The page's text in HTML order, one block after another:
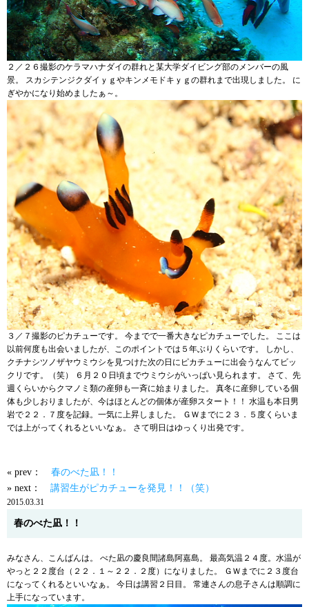
２／２６撮影のケラマハナダイの群れと某大学ダイビング部のメンバーの風
景。 スカシテンジクダイｙｇやキンメモドキｙｇの群れまで出現しました。 に
ぎやかになり始めましたぁ～。
３／７撮影のピカチューです。 今までで一番大きなピカチューでした。 ここは
以前何度も出会いましたが、このポイントでは５年ぶりくらいです。 しかし、
クチナシツノザヤウミウシを見つけた次の日にピカチューに出会うなんてビッ
クリです。（笑） ６月２０日頃までウミウシがいっぱい見られます。 さて、先
週くらいからクマノミ類の産卵も一斉に始まりました。 真冬に産卵している個
体も少しおりましたが、今はほとんどの個体が産卵スタート！！ 水温も本日男
岩で２２．７度を記録。一気に上昇しました。 ＧＷまでに２３．５度くらいま
では上がってくれるといいなぁ。 さて明日はゆっくり出発です。
« prev： 春のべた凪！！
» next： 講習生がピカチューを発見！！（笑）
2015.03.31
春のべた凪！！
みなさん、こんばんは。 べた凪の慶良間諸島阿嘉島。 最高気温２４度。水温が
やっと２２度台（２２．１～２２．２度）になりました。 ＧＷまでに２３度台
になってくれるといいなぁ。 今日は講習２日目。 常連さんの息子さんは順調に
上手になっています。